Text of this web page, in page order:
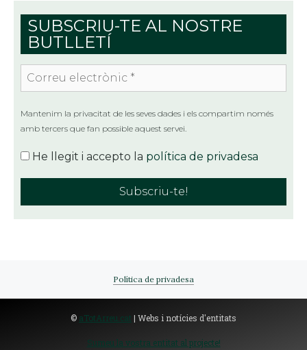
SUBSCRIU-TE AL NOSTRE
BUTLLETÍ
electrònic
*
Mantenim la privacitat de les seves dades i els compartim només
amb tercers que fan possible aquest servei.
He llegit i accepto la política de privadesa
Política de privadesa
© aTotArreu.cat | Webs i notícies d'entitats
Sumeu la vostra entitat al projecte!